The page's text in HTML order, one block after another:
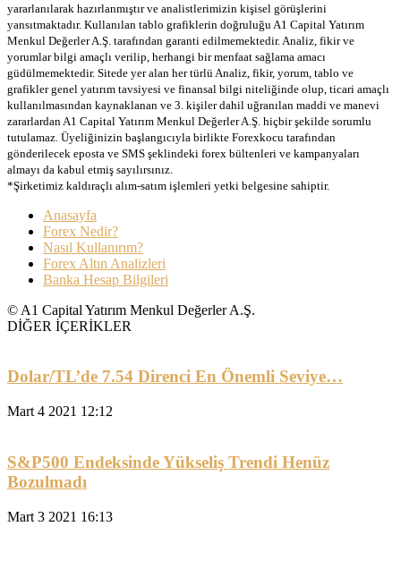
yararlanılarak hazırlanmıştır ve analistlerimizin kişisel görüşlerini
yansıtmaktadır. Kullanılan tablo grafiklerin doğruluğu A1 Capital Yatırım
Menkul Değerler A.Ş. tarafından garanti edilmemektedir. Analiz, fikir ve
yorumlar bilgi amaçlı verilip, herhangi bir menfaat sağlama amacı
güdülmemektedir. Sitede yer alan her türlü Analiz, fikir, yorum, tablo ve
grafikler genel yatırım tavsiyesi ve finansal bilgi niteliğinde olup, ticari amaçlı
kullanılmasından kaynaklanan ve 3. kişiler dahil uğranılan maddi ve manevi
zararlardan A1 Capital Yatırım Menkul Değerler A.Ş. hiçbir şekilde sorumlu
tutulamaz. Üyeliğinizin başlangıcıyla birlikte Forexkocu tarafından
gönderilecek eposta ve SMS şeklindeki forex bültenleri ve kampanyaları
almayı da kabul etmiş sayılırsınız.
*Şirketimiz kaldıraçlı alım-satım işlemleri yetki belgesine sahiptir.
Anasayfa
Forex Nedir?
Nasıl Kullanırım?
Forex Altın Analizleri
Banka Hesap Bilgileri
© A1 Capital Yatırım Menkul Değerler A.Ş.
DİĞER İÇERİKLER
Dolar/TL’de 7.54 Direnci En Önemli Seviye…
Mart 4 2021 12:12
S&P500 Endeksinde Yükseliş Trendi Henüz
Bozulmadı
Mart 3 2021 16:13